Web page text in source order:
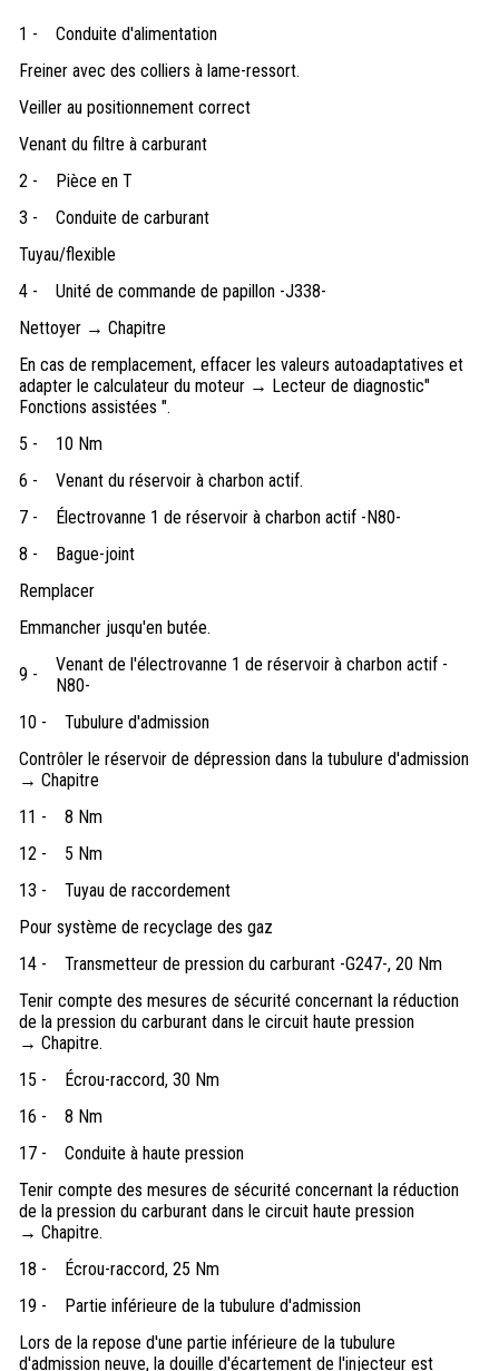
1 -
Conduite d'alimentation
Freiner avec des colliers à lame-ressort.
Veiller au positionnement correct
Venant du filtre à carburant
2 -
Pièce en T
3 -
Conduite de carburant
Tuyau/flexible
4 -
Unité de commande de papillon -J338-
Nettoyer → Chapitre
En cas de remplacement, effacer les valeurs autoadaptatives et
adapter le calculateur du moteur → Lecteur de diagnostic"
Fonctions assistées ".
5 -
10 Nm
6 -
Venant du réservoir à charbon actif.
7 -
Électrovanne 1 de réservoir à charbon actif -N80-
8 -
Bague-joint
Remplacer
Emmancher jusqu'en butée.
9 -
Venant de l'électrovanne 1 de réservoir à charbon actif -
N80-
10 -
Tubulure d'admission
Contrôler le réservoir de dépression dans la tubulure d'admission
→ Chapitre
11 -
8 Nm
12 -
5 Nm
13 -
Tuyau de raccordement
Pour système de recyclage des gaz
14 -
Transmetteur de pression du carburant -G247-, 20 Nm
Tenir compte des mesures de sécurité concernant la réduction
de la pression du carburant dans le circuit haute pression
→ Chapitre.
15 -
Écrou-raccord, 30 Nm
16 -
8 Nm
17 -
Conduite à haute pression
Tenir compte des mesures de sécurité concernant la réduction
de la pression du carburant dans le circuit haute pression
→ Chapitre.
18 -
Écrou-raccord, 25 Nm
19 -
Partie inférieure de la tubulure d'admission
Lors de la repose d'une partie inférieure de la tubulure
d'admission neuve, la douille d'écartement de l'injecteur est